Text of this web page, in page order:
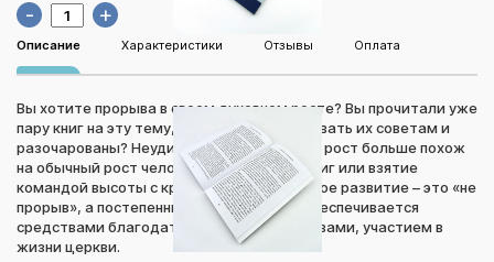
- +
Описание Характеристики Отзывы Оплата
Вы хотите прорыва в своем духовном росте? Вы прочитали уже
пару книг на эту тему, попробовали следовать их советам и
разочарованы? Неудивительно! Духовный рост больше похож
на обычный рост человека, чем на блицкриг или взятие
командой высоты с криком «Ура!». Духовное развитие – это «не
прорыв», а постепенный рост, который обеспечивается
средствами благодати: Писанием, молитвами, участием в
жизни церкви.